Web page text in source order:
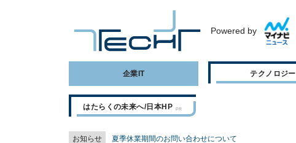
Powered by
企業IT テクノロジー
はたらくの未来へ/日本HP
お知らせ 夏季休業期間のお問い合わせについて